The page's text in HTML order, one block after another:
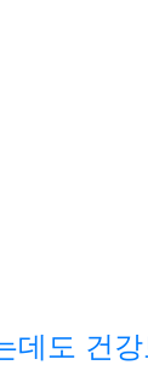
데도 건